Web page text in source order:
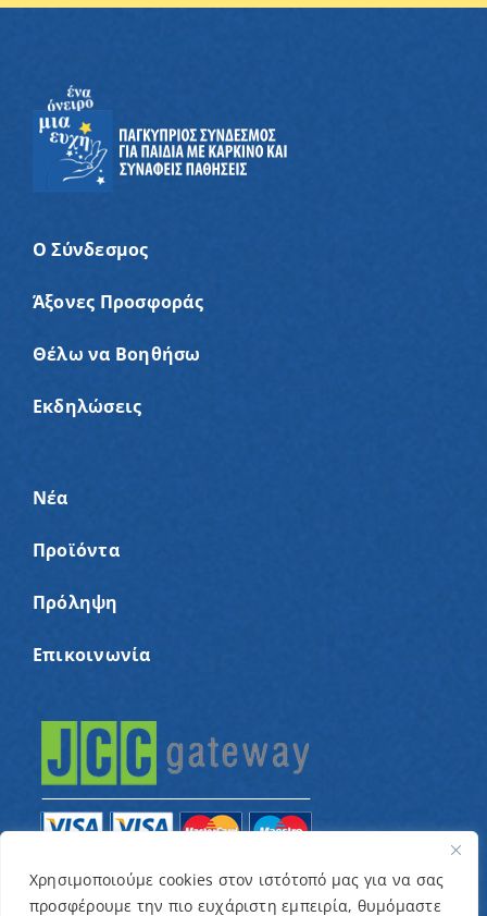
Χρησιμοποιούμε cookies στον ιστότοπό μας για να σας
προσφέρουμε την πιο ευχάριστη εμπειρία, θυμόμαστε
Ο Σύνδεσμος
Άξονες Προσφοράς
Θέλω να Βοηθήσω
Εκδηλώσεις
Νέα
Προϊόντα
Πρόληψη
Επικοινωνία